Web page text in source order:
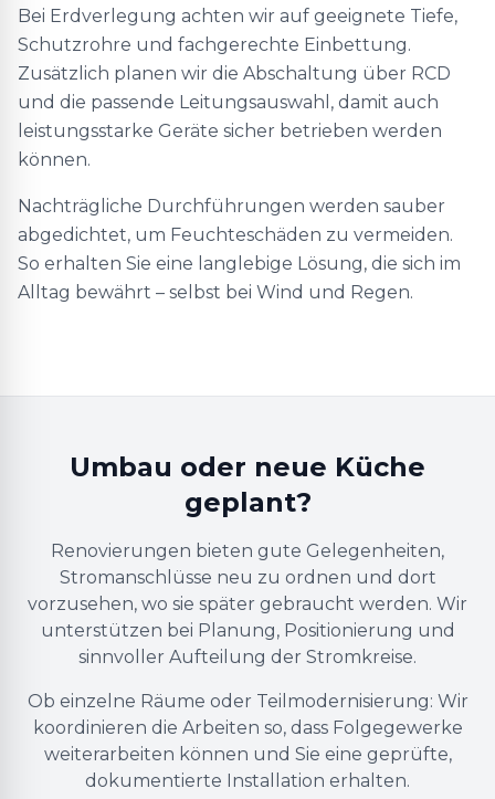
Bei Erdverlegung achten wir auf geeignete Tiefe,
Schutzrohre und fachgerechte Einbettung.
Zusätzlich planen wir die Abschaltung über RCD
und die passende Leitungsauswahl, damit auch
leistungsstarke Geräte sicher betrieben werden
können.
Nachträgliche Durchführungen werden sauber
abgedichtet, um Feuchteschäden zu vermeiden.
So erhalten Sie eine langlebige Lösung, die sich im
Alltag bewährt – selbst bei Wind und Regen.
Umbau oder neue Küche
geplant?
Renovierungen bieten gute Gelegenheiten,
Stromanschlüsse neu zu ordnen und dort
vorzusehen, wo sie später gebraucht werden. Wir
unterstützen bei Planung, Positionierung und
sinnvoller Aufteilung der Stromkreise.
Ob einzelne Räume oder Teilmodernisierung: Wir
koordinieren die Arbeiten so, dass Folgegewerke
weiterarbeiten können und Sie eine geprüfte,
dokumentierte Installation erhalten.